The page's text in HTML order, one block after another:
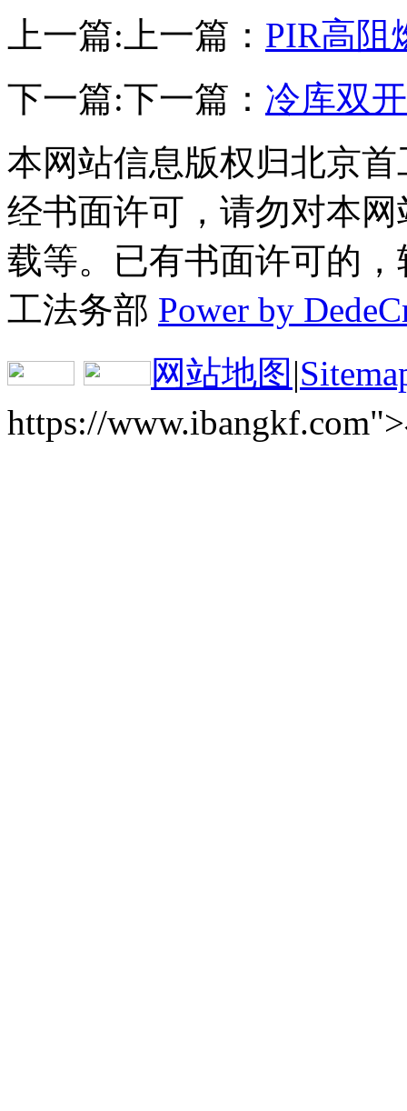
上一篇: 上一篇： PIR高阻
下一篇:下一篇： 冷库双
本网站信息版权归北京
经书面许可，请勿对本
载等。已有书面许可的
工法务部 Power by
网站地图 |
https://